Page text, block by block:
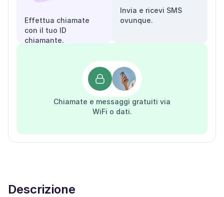
Effettua chiamate
con il tuo ID
chiamante.
Invia e ricevi SMS
ovunque.
Chiamate e messaggi gratuiti via
WiFi o dati.
Descrizione